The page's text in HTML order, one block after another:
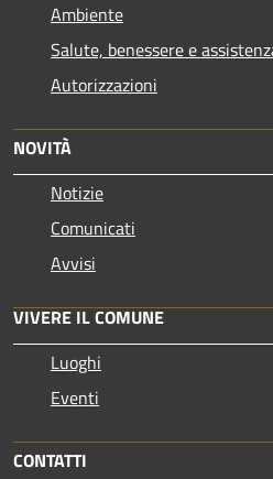
Ambiente
Salute, benessere e
Autorizzazioni
NOVITÀ
Notizie
Comunicati
Avvisi
VIVERE IL COMUNE
Luoghi
Eventi
CONTATTI